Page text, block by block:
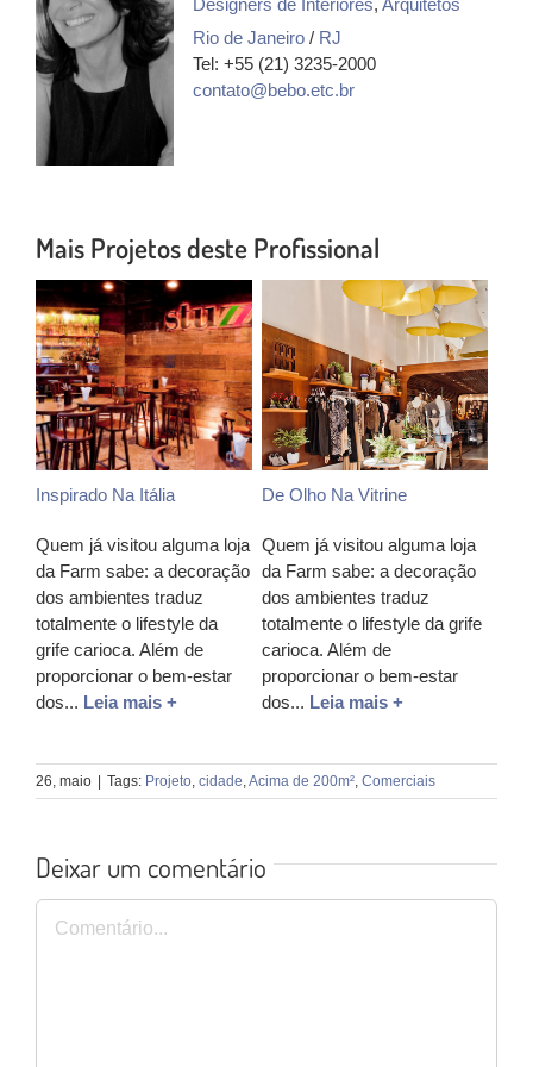
Designers de Interiores, Arquitetos
Rio de Janeiro / RJ
Tel: +55 (21) 3235-2000
contato@bebo.etc.br
Mais Projetos deste Profissional
Inspirado Na Itália
Quem já visitou alguma loja
da Farm sabe: a decoração
dos ambientes traduz
totalmente o lifestyle da
grife carioca. Além de
proporcionar o bem-estar
dos... Leia mais +
De Olho Na Vitrine
Quem já visitou alguma loja
da Farm sabe: a decoração
dos ambientes traduz
totalmente o lifestyle da grife
carioca. Além de
proporcionar o bem-estar
dos... Leia mais +
26, maio Tags: Projeto, cidade,Acima de 200m², Comerciais
Deixar um comentário
Comentário